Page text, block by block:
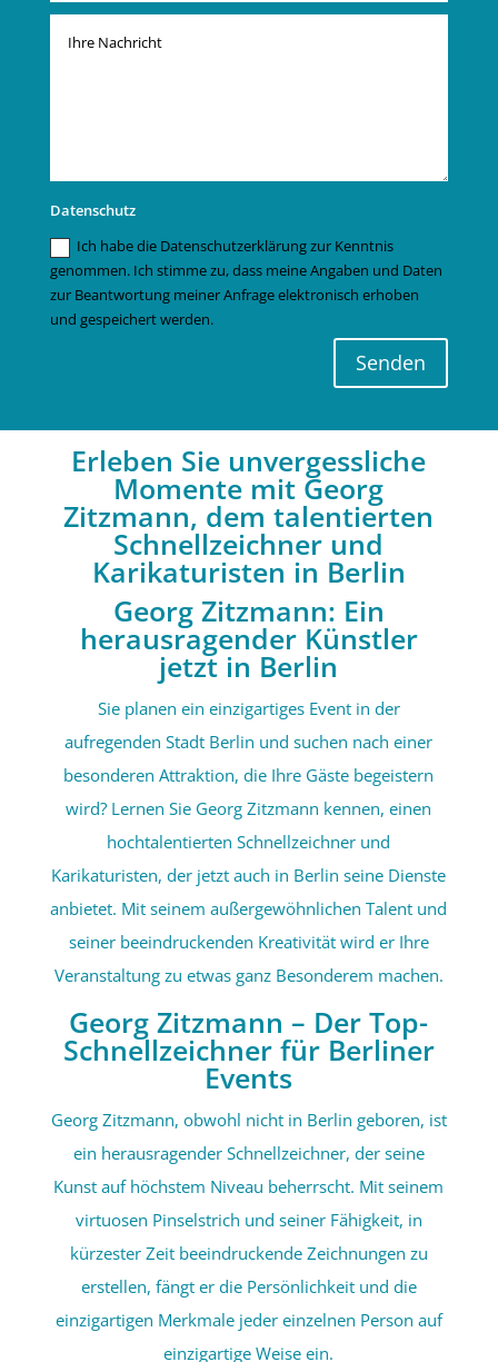
Datenschutz
Ich habe die Datenschutzerklärung zur Kenntnis
genommen. Ich stimme zu, dass meine Angaben und Daten
zur Beantwortung meiner Anfrage elektronisch erhoben
und gespeichert werden.
Senden
Erleben Sie unvergessliche
Momente mit Georg
Zitzmann, dem talentierten
Schnellzeichner und
Karikaturisten in Berlin
Georg Zitzmann: Ein
herausragender Künstler
jetzt in Berlin
Sie planen ein einzigartiges Event in der
aufregenden Stadt Berlin und suchen nach einer
besonderen Attraktion, die Ihre Gäste begeistern
wird? Lernen Sie Georg Zitzmann kennen, einen
hochtalentierten Schnellzeichner und
Karikaturisten, der jetzt auch in Berlin seine Dienste
anbietet. Mit seinem außergewöhnlichen Talent und
seiner beeindruckenden Kreativität wird er Ihre
Veranstaltung zu etwas ganz Besonderem machen.
Georg Zitzmann – Der Top-
Schnellzeichner für Berliner
Events
Georg Zitzmann, obwohl nicht in Berlin geboren, ist
ein herausragender Schnellzeichner, der seine
Kunst auf höchstem Niveau beherrscht. Mit seinem
virtuosen Pinselstrich und seiner Fähigkeit, in
kürzester Zeit beeindruckende Zeichnungen zu
erstellen, fängt er die Persönlichkeit und die
einzigartigen Merkmale jeder einzelnen Person auf
einzigartige Weise ein.